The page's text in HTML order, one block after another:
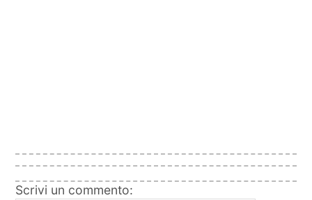
Scrivi un commento: